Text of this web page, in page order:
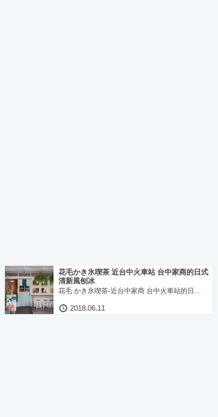
花毛かき氷喫茶 近台中火車站 台中家商的日式
清新風刨冰
花毛 かき氷喫茶-近台中家商 台中火車站的日...
2018.06.11